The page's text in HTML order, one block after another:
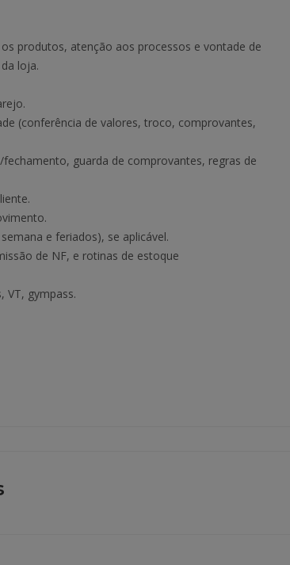
produtos, atenção aos processos e vontade de
loja.
(conferência de valores, troco, comprovantes,
guarda de comprovantes, regras de
e feriados), se aplicável.
de NF, e rotinas de estoque
VT, gympass.